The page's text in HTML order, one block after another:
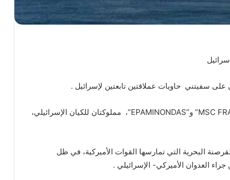
على سفيتني حاويات عملاقتين تابعتين لإسرائيل .
وقال وكالة تسنيم الإيراني فإن السفينتين “MSC FRANCESCA” و”EPAMINONDAS”، مملوكتان للكيان الإسرائيلي،
البحرية التي تمارسها القوات الأميركية، في ظل
العدوان الأميركي- الإسرائيلي .